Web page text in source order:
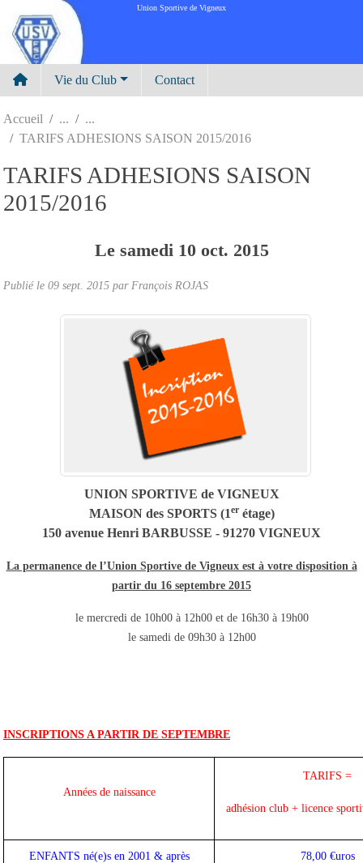
Union Sportive de Vigneux
Vie du Club Contact
Accueil
TARIFS ADHESIONS SAISON 2015/2016
TARIFS ADHESIONS SAISON
2015/2016
Le samedi 10 oct. 2015
Publié le 09 sept. 2015 par François ROJAS
UNION SPORTIVE de VIGNEUX
MAISON des SPORTS (1erétage)
150 avenue Henri BARBUSSE - 91270 VIGNEUX
La permanence de l’Union Sportive de Vigneux est à votre disposition à
partir du 16 septembre 2015
le mercredi de 10h00 à 12h00 et de 16h30 à 19h00
le samedi de 09h30 à 12h00
INSCRIPTIONS A PARTIR DE SEPTEMBRE
Années de naissance
TARIFS =
adhésion club + licence
ENFANTS né(e)s en 2001 & après 78,00 €uros
Panneau de gestion des cookies